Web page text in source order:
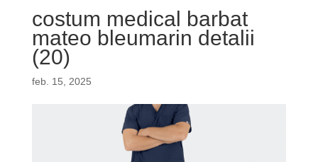
costum medical barbat
mateo bleumarin detalii
(20)
feb. 15, 2025